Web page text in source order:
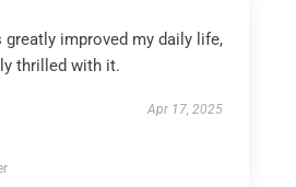
improved my daily life,
thrilled with it.
Apr 17, 2025